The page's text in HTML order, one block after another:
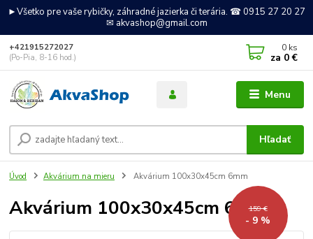
►Všetko pre vaše rybičky, záhradné jazierka či terária. ☎ 0915 27 20 27
✉ akvashop@gmail.com
Menu
Hľadať
+421915272027
(Po-Pia, 8-16 hod.)
0 ks
za 0 €
Úvod Akvárium na mieru Akvárium 100x30x45cm 6mm
Akvárium 100x30x45cm 6mm
159 €
- 9 %